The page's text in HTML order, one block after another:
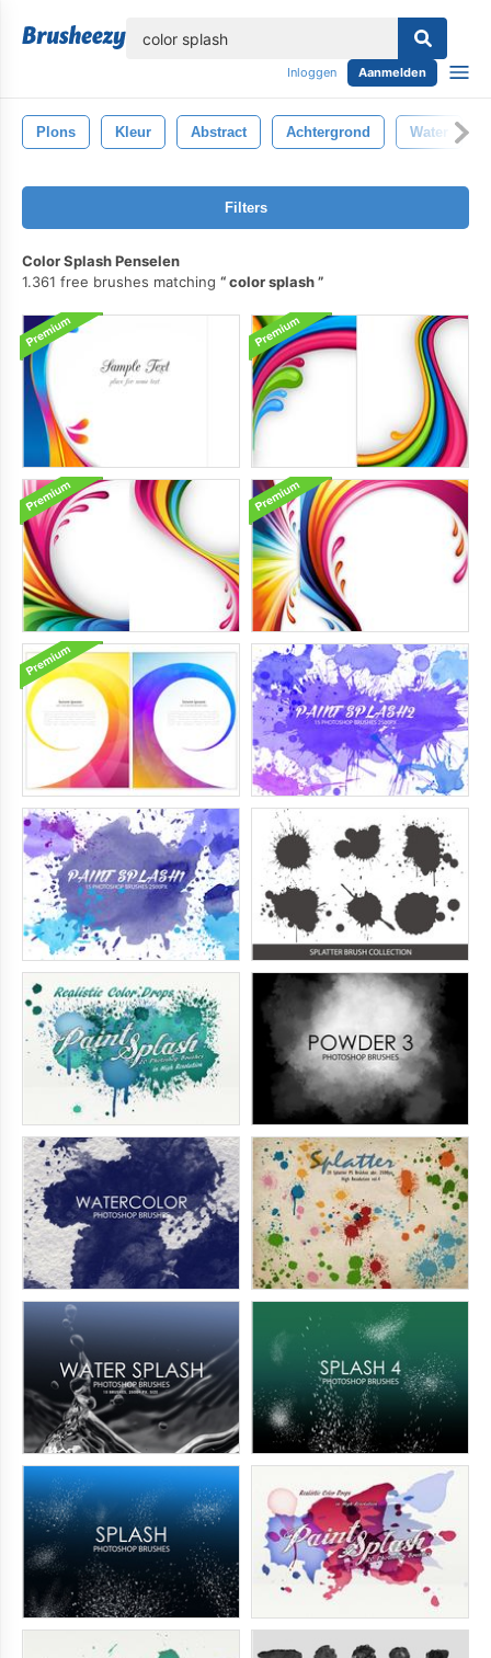
Inloggen Aanmelden
Plons Kleur Abstract Achtergrond Water
Filters
Color Splash Penselen
1.361 free brushes matching
color splash